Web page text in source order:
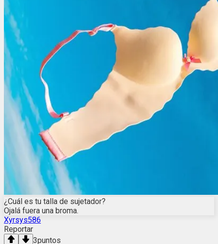
¿Cuál es tu talla de sujetador?
Ojalá fuera una broma.
Xyrsys586
Reportar
3puntos